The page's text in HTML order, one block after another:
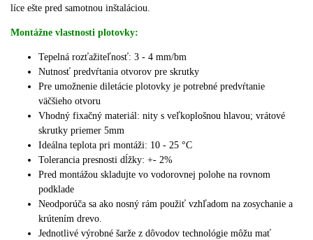
líce ešte pred samotnou inštaláciou.
Montážne vlastnosti plotovky:
Tepelná rozťažiteľnosť: 3 - 4 mm/bm
Nutnosť predvŕtania otvorov pre skrutky
Pre umožnenie diletácie plotovky je potrebné predvŕtanie
väčšieho otvoru
Vhodný fixačný materiál: nity s veľkoplošnou hlavou; vrátové
skrutky priemer 5mm
Ideálna teplota pri montáži: 10 - 25 °C
Tolerancia presnosti dĺžky: +- 2%
Pred montážou skladujte vo vodorovnej polohe na rovnom
podklade
Neodporúča sa ako nosný rám použiť vzhľadom na zosychanie a
krútením drevo.
Jednotlivé výrobné šarže z dôvodov technológie môžu mať